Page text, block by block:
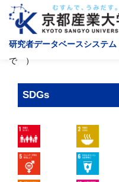
研究者データベースシステム
で ）
SDGs